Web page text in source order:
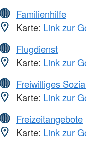
Familienhilfe
Karte: Link zur
Flugdienst
Karte: Link zur
Freiwilliges
Karte: Link zur
Freizeitangebote
Karte: Link zur